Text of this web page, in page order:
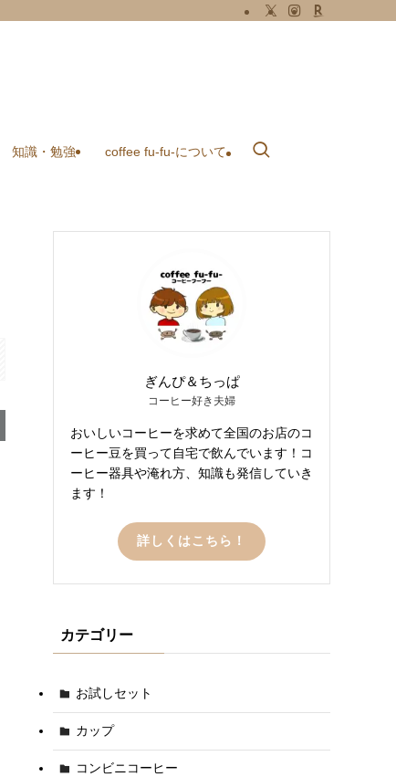
知識・勉強 coffee fu-fu-について
ぎんぴ＆ちっぱ
コーヒー好き夫婦
おいしいコーヒーを求めて全国のお店のコ
ーヒー豆を買って自宅で飲んでいます！コ
ーヒー器具や淹れ方、知識も発信していき
ます！
詳しくはこちら！
カテゴリー
お試しセット
カップ
コンビニコーヒー